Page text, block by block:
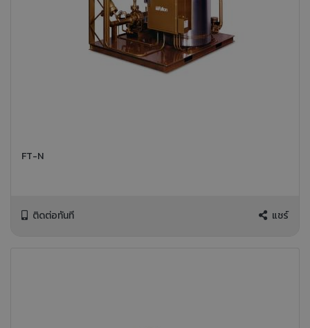
FT-N
ติดต่อทันที แชร์